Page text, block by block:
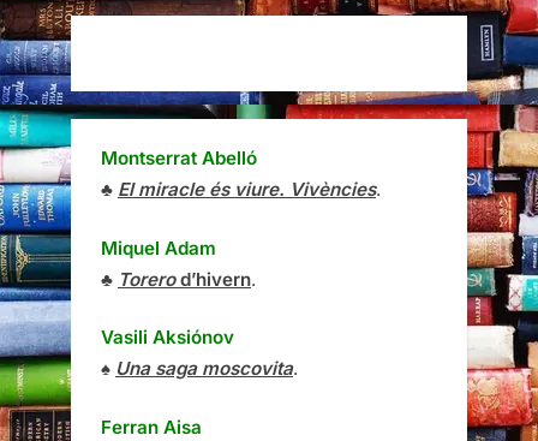
Montserrat Abelló
♣ El miracle és viure. Vivències.
Miquel Adam
♣ Torerod’hivern.
Vasili Aksiónov
♠ Una saga moscovita.
Ferran Aisa